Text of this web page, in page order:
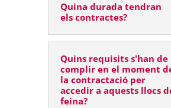
Quina durada tendran
els contractes?
Quins requisits s'han de
complir en el moment
la contractació per
accedir a aquests llocs
feina?